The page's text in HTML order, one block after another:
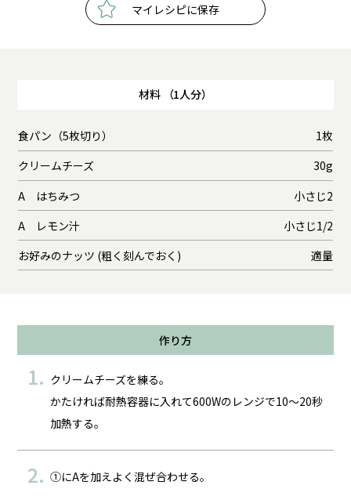
マイレシピに保存
材料 （1人分）
食パン（5枚切り）
1枚
クリームチーズ
30g
A はちみつ
小さじ2
A レモン汁
小さじ1/2
お好みのナッツ (粗く刻んでおく)
適量
作り方
クリームチーズを練る。
かたければ耐熱容器に入れて600Wのレンジで10～20秒
加熱する。
①にAを加えよく混ぜ合わせる。